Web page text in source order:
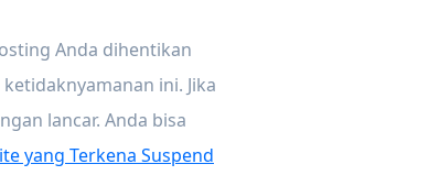
Anda dihentikan
ini. Jika
lancar. Anda bisa
yang Terkena Suspend